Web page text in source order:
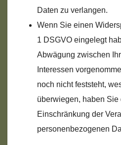
Daten zu verlangen.
Wenn Sie einen
1 DSGVO eingelegt
Abwägung zwischen
Interessen
noch nicht feststeht,
überwiegen, haben Sie
Einschränkung der
personenbezogenen